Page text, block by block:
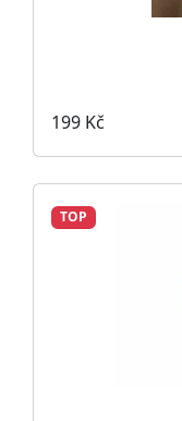
199 Kč
TOP